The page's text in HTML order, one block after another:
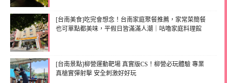
[台南美食]吃完會想念！台南家庭聚餐推薦，家常菜簡餐
也可單點都美味，平假日皆滿滿人潮｜咕嚕家庭料理館
[台南景點]柳營運動靶場 真實版CS！柳營必玩體驗 專業
真槍實彈射擊 安全刺激好好玩